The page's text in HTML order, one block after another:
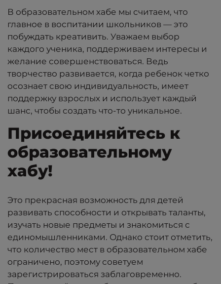
В образовательном хабе мы считаем, что
главное в воспитании школьников — это
побуждать креативить. Уважаем выбор
каждого ученика, поддерживаем интересы и
желание совершенствоваться. Ведь
творчество развивается, когда ребенок четко
осознает свою индивидуальность, имеет
поддержку взрослых и использует каждый
шанс, чтобы создать что-то уникальное.
Присоединяйтесь к
образовательному
хабу!
Это прекрасная возможность для детей
развивать способности и открывать таланты,
изучать новые предметы и знакомиться с
единомышленниками. Однако стоит отметить,
что количество мест в образовательном хабе
ограничено, поэтому советуем
зарегистрироваться заблаговременно.